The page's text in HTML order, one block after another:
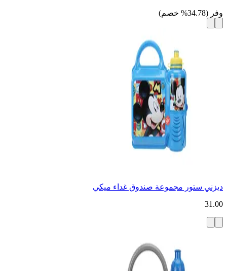
وفر (
34.78
% خصم)
ديزني ستور مجموعة صندوق غداء ميكي
31.00